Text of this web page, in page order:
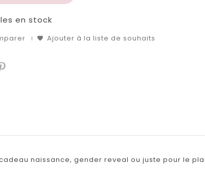
en stock
Ajouter à la liste de souhaits
naissance, gender reveal ou juste pour le